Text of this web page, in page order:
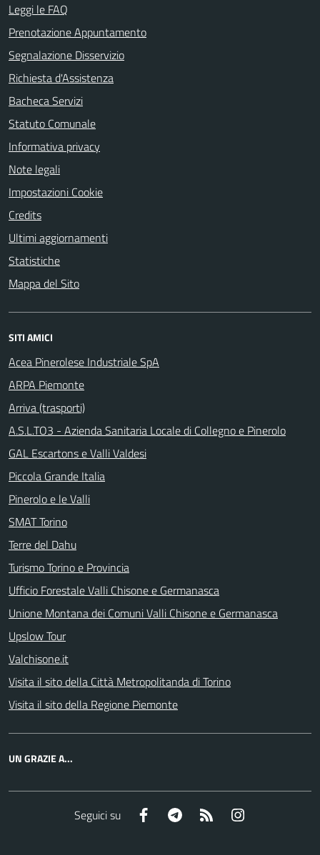
Leggi le FAQ
Prenotazione Appuntamento
Segnalazione Disservizio
Richiesta d'Assistenza
Bacheca Servizi
Statuto Comunale
Informativa privacy
Note legali
Impostazioni Cookie
Credits
Ultimi aggiornamenti
Statistiche
Mappa del Sito
SITI AMICI
Acea Pinerolese Industriale SpA
ARPA Piemonte
Arriva (trasporti)
A.S.L.TO3 - Azienda Sanitaria Locale di Collegno e Pinerolo
GAL Escartons e Valli Valdesi
Piccola Grande Italia
Pinerolo e le Valli
SMAT Torino
Terre del Dahu
Turismo Torino e Provincia
Ufficio Forestale Valli Chisone e Germanasca
Unione Montana dei Comuni Valli Chisone e Germanasca
Upslow Tour
Valchisone.it
Visita il sito della Città Metropolitanda di Torino
Visita il sito della Regione Piemonte
UN GRAZIE A...
Seguici su Facebook Telegram RSS